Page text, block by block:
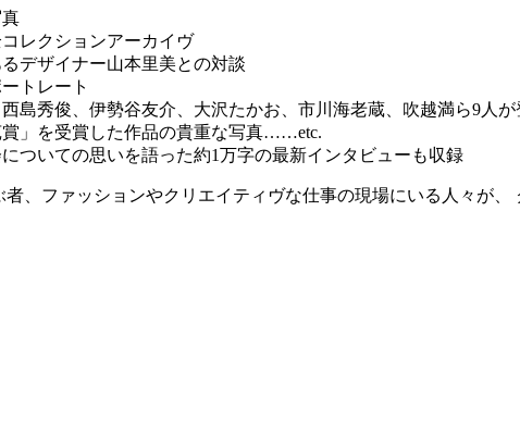
レクションアーカイヴ
デザイナー山本里美との対談
トレート
島秀俊、伊勢谷友介、大沢たかお、市川海老蔵、吹越満ら9人が
賞」を受賞した作品の貴重な写真……etc.
ついての思いを語った約1万字の最新インタビューも収録
、ファッションやクリエイティヴな仕事の現場にいる人々が